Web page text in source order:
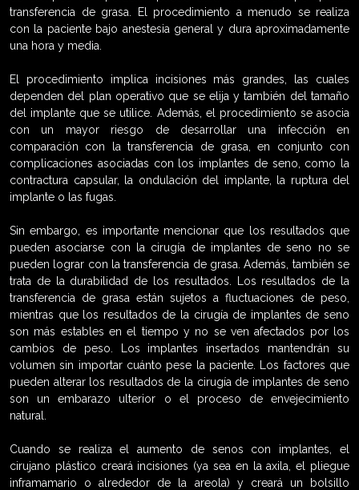
transferencia de grasa. El procedimiento a menudo se realiza
con la paciente bajo anestesia general y dura aproximadamente
una hora y media.
El procedimiento implica incisiones más grandes, las cuales
dependen del plan operativo que se elija y también del tamaño
del implante que se utilice. Además, el procedimiento se asocia
con un mayor riesgo de desarrollar una infección en
comparación con la transferencia de grasa, en conjunto con
complicaciones asociadas con los implantes de seno, como la
contractura capsular, la ondulación del implante, la ruptura del
implante o las fugas.
Sin embargo, es importante mencionar que los resultados que
pueden asociarse con la cirugía de implantes de seno no se
pueden lograr con la transferencia de grasa. Además, también se
trata de la durabilidad de los resultados. Los resultados de la
transferencia de grasa están sujetos a fluctuaciones de peso,
mientras que los resultados de la cirugía de implantes de seno
son más estables en el tiempo y no se ven afectados por los
cambios de peso. Los implantes insertados mantendrán su
volumen sin importar cuánto pese la paciente. Los factores que
pueden alterar los resultados de la cirugía de implantes de seno
son un embarazo ulterior o el proceso de envejecimiento
natural.
Cuando se realiza el aumento de senos con implantes, el
cirujano plástico creará incisiones (ya sea en la axila, el pliegue
inframamario o alrededor de la areola) y creará un bolsillo